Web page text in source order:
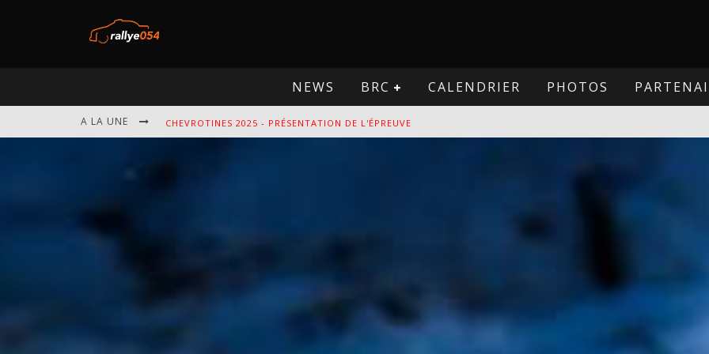
NEWS BRC CALENDRIER PHOTOS
A LA UNE
EBR 2025 - PRÉSENTATION DE L'ÉPREUVE